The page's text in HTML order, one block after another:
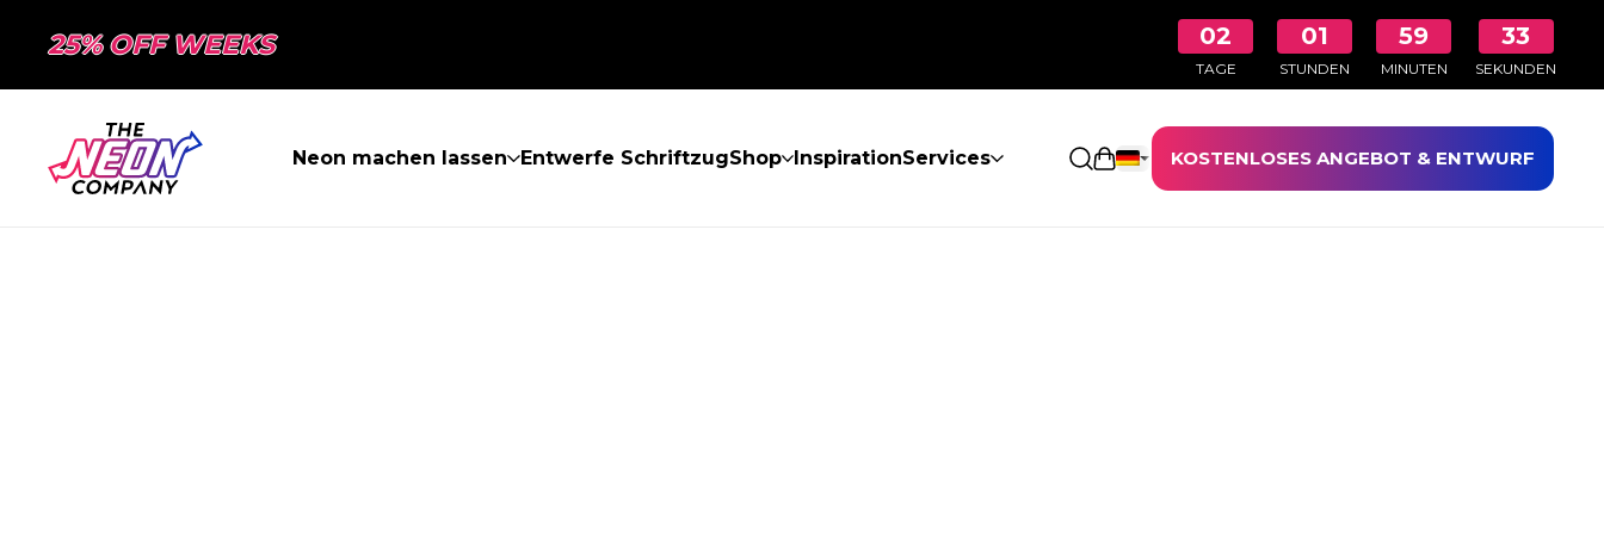
25% OFF WEEKS 02
TAGE
01
STUNDEN
59
MINUTEN
33
SEKUNDEN
Neon machen lassen Entwerfe SchriftzugShop InspirationServices Einkaufswagen öffnen
KOSTENLOSES ANGEBOT & ENTWURF